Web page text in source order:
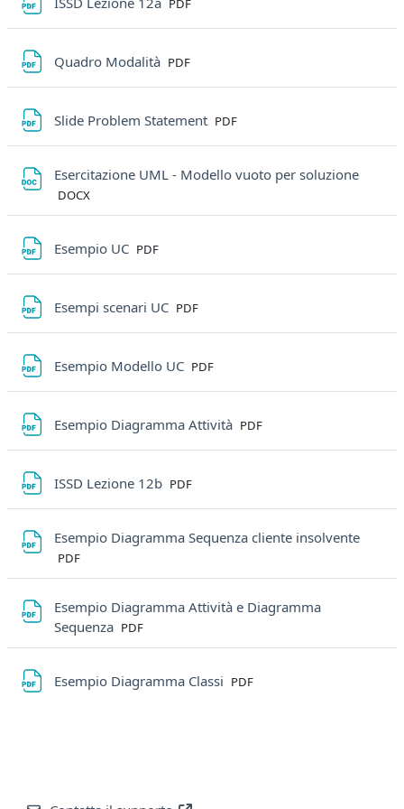
PDF
Quadro Modalità File
PDF
Slide Problem Statement File
PDF
Esercitazione UML - Modello vuoto per soluzioneFile
DOCX
Esempio UC File
PDF
Esempi scenari UC File
PDF
Esempio Modello UC File
PDF
Esempio Diagramma Attività File
PDF
ISSD Lezione 12b File
PDF
Esempio Diagramma Sequenza cliente insolventeFile
PDF
Esempio Diagramma Attività e Diagramma
Sequenza File
PDF
Esempio Diagramma Classi File
PDF